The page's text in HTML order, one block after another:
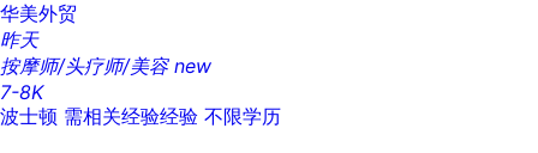
华美外贸
昨天
按摩师/头疗师/美容 new
7-8K
波士顿 需相关经验经验 不限学历